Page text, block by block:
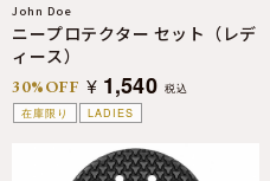
在庫限り LADIES
John Doe
ニープロテクター セット（レデ
ィース）
30%OFF ¥ 1,540 税込